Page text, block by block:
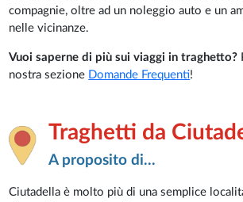
compagnie, oltre ad un noleggio auto e un
nelle vicinanze.
Vuoi saperne di più sui viaggi in traghetto?
nostra sezione Domande Frequenti!
Traghetti da
A proposito di...
Ciutadella è molto più di una semplice